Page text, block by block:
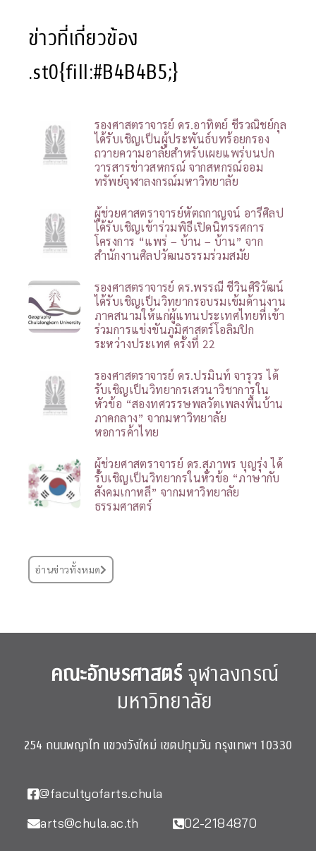
ข่าวที่เกี่ยวข้อง
.st0{fill:#B4B4B5;}
รองศาสตราจารย์ ดร.อาทิตย์ ชีรวณิชย์กุล
ได้รับเชิญเป็นผู้ประพันธ์บทร้อยกรอง
ถวายความอาลัยสำหรับเผยแพร่บนปก
วารสารข่าวสหกรณ์ จากสหกรณ์ออม
ทรัพย์จุฬาลงกรณ์มหาวิทยาลัย
ผู้ช่วยศาสตราจารย์หัตถกาญจน์ อารีศิลป
ได้รับเชิญเข้าร่วมพิธีเปิดนิทรรศการ
โครงการ “แพร่ – บ้าน – บ้าน” จาก
สำนักงานศิลปวัฒนธรรมร่วมสมัย
รองศาสตราจารย์ ดร.พรรณี ชีวินศิริวัฒน์
ได้รับเชิญเป็นวิทยากรอบรมเข้มด้านงาน
ภาคสนามให้แก่ผู้แทนประเทศไทยที่เข้า
ร่วมการแข่งขันภูมิศาสตร์โอลิมปิก
ระหว่างประเทศ ครั้งที่ 22
รองศาสตราจารย์ ดร.ปรมินท์ จารุวร ได้
รับเชิญเป็นวิทยากรเสวนาวิชาการใน
หัวข้อ “สองทศวรรษพลวัตเพลงพื้นบ้าน
ภาคกลาง” จากมหาวิทยาลัย
หอการค้าไทย
ผู้ช่วยศาสตราจารย์ ดร.สุภาพร บุญรุ่ง ได้
รับเชิญเป็นวิทยากรในหัวข้อ “ภาษากับ
สังคมเกาหลี” จากมหาวิทยาลัย
ธรรมศาสตร์
อ่านข่าวทั้งหมด
คณะอักษรศาสตร์จุฬาลงกรณ์
มหาวิทยาลัย
254 ถนนพญาไท แขวงวังใหม่ เขตปทุมวัน กรุงเทพฯ 10330
@facultyofarts.chula
arts@chula.ac.th
02-2184870